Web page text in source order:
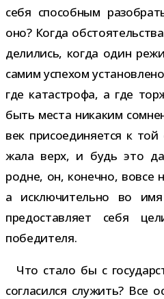
себя спо­соб­ным
оно? Когда
де­ли­лись, когда один
самим успе­хом
где ката­строфа, а где
быть места ника­ким
век при­со­еди­ня­ется к
жала верх, и будь это
родне, он, конечно, вовсе
а исклю­чи­тельно во
предо­став­ляет себя
победителя.
Что стало бы с
согла­сился слу­жить? Все